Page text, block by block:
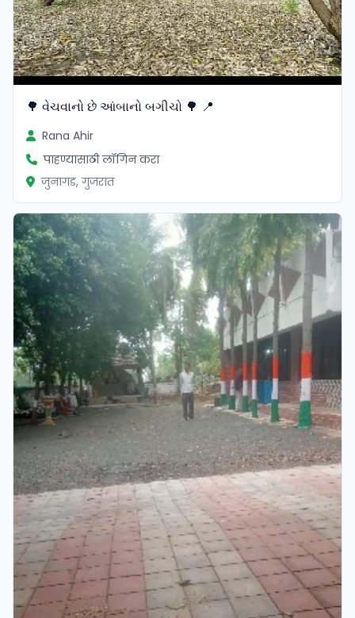
🌳 વેચવાનો છે આંબાનો બગીચો 🌳 📍
Rana Ahir
पाहण्यासाठी लॉगिन करा
जुनागड, गुजरात